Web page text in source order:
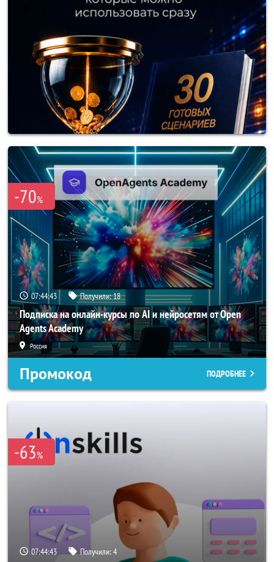
-70%
07:44:42 Получили:18
Подписка на онлайн-курсы по AI и нейросетям от Open
Agents Academy
Россия
Промокод ПОДРОБНЕЕ
-63%
07:44:42 Получили:4